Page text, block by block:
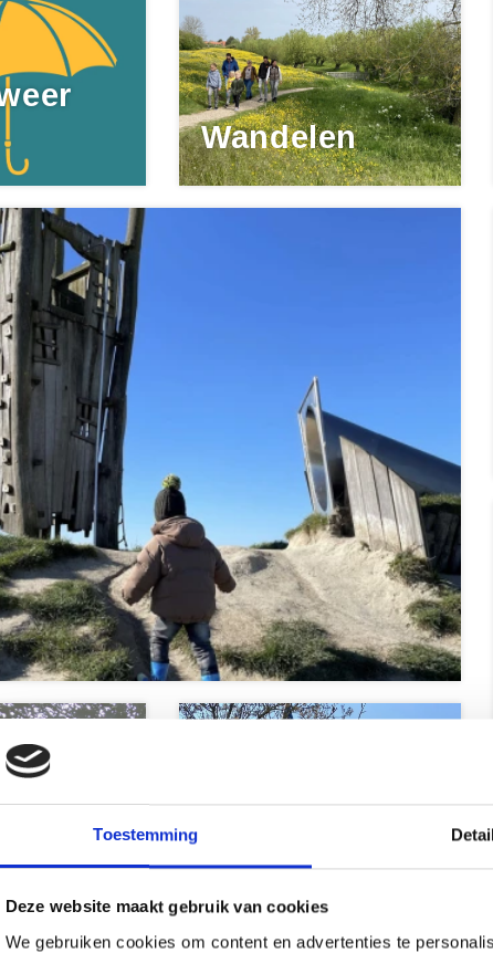
Toestemming
Deze website maakt gebruik van cookies
We gebruiken cookies om content en advertenties te
Wandelen
Stadjes